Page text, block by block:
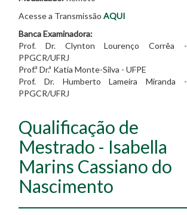
Acesse a Transmissão AQUI
Banca Examinadora:
Prof. Dr. Clynton Lourenço Corrêa -
PPGCR/UFRJ
Prof.ª Dr.ª Katia Monte-Silva - UFPE
Prof. Dr. Humberto Lameira Miranda -
PPGCR/UFRJ
Qualificação de
Mestrado - Isabella
Marins Cassiano do
Nascimento